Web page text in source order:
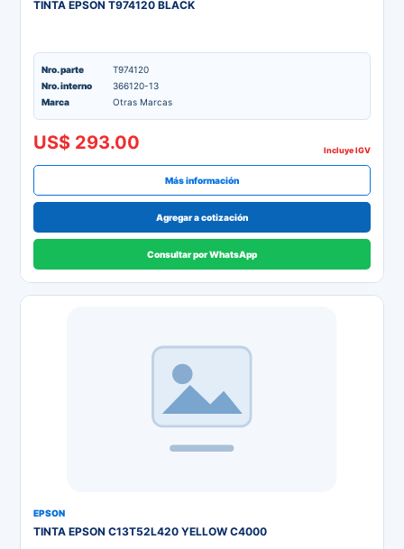
TINTA EPSON T974120 BLACK
Nro. parte
T974120
Nro. interno
366120-13
Marca
Otras Marcas
US$ 293.00 Incluye IGV
Más información
Agregar a cotización
Consultar por WhatsApp
EPSON
TINTA EPSON C13T52L420 YELLOW C4000